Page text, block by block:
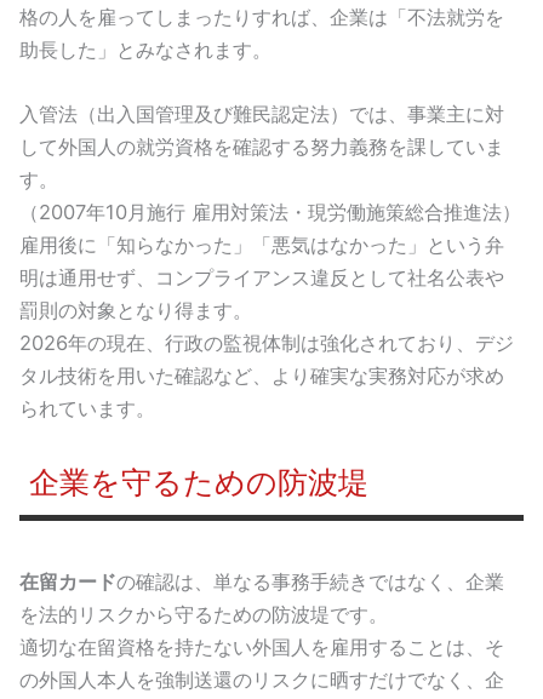
格の人を雇ってしまったりすれば、企業は「不法就労を
助長した」とみなされます。
入管法（出入国管理及び難民認定法）では、事業主に対
して外国人の就労資格を確認する努力義務を課していま
す。
（2007年10月施行 雇用対策法・現労働施策総合推進法）
雇用後に「知らなかった」「悪気はなかった」という弁
明は通用せず、コンプライアンス違反として社名公表や
罰則の対象となり得ます。
2026年の現在、行政の監視体制は強化されており、デジ
タル技術を用いた確認など、より確実な実務対応が求め
られています。
企業を守るための防波堤
在留カードの確認は、単なる事務手続きではなく、企業
を法的リスクから守るための防波堤です。
適切な在留資格を持たない外国人を雇用することは、そ
の外国人本人を強制送還のリスクに晒すだけでなく、企